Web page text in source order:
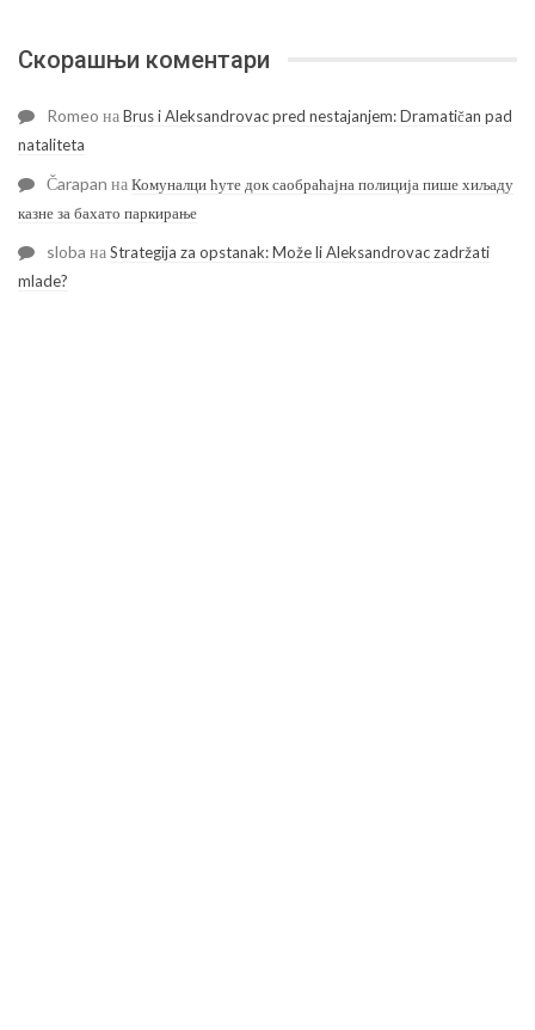
Скорашњи коментари
Romeo наBrus i Aleksandrovac pred nestajanjem: Dramatičan pad
nataliteta
Čarapan наКомуналци ћуте док саобраћајна полиција пише хиљаду
казне за бахато паркирање
sloba наStrategija za opstanak: Može li Aleksandrovac zadržati
mlade?